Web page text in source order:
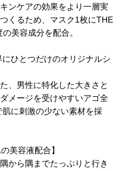
ンケアの効果をより一層実
くるため、マスク1枚にTHE
美容成分を配合。
にひとつだけのオリジナルシ
、男性に特化した大きさと
メージを受けやすいアゴ全
に刺激の少ない素材を採
美容液配合】
から隅までたっぷりと行き